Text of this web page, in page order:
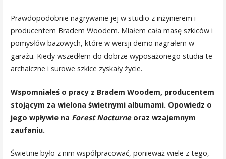
Prawdopodobnie nagrywanie jej w studio z inżynierem i
producentem Bradem Woodem. Miałem cała masę szkiców i
pomysłów bazowych, które w wersji demo nagrałem w
garażu. Kiedy wszedłem do dobrze wyposażonego studia te
archaiczne i surowe szkice zyskały życie.
Wspomniałeś o pracy z Bradem Woodem, producentem
stojącym za wielona świetnymi albumami. Opowiedz o
jego wpływie na Forest Nocturneoraz wzajemnym
zaufaniu.
Świetnie było z nim współpracować, ponieważ wiele z tego,